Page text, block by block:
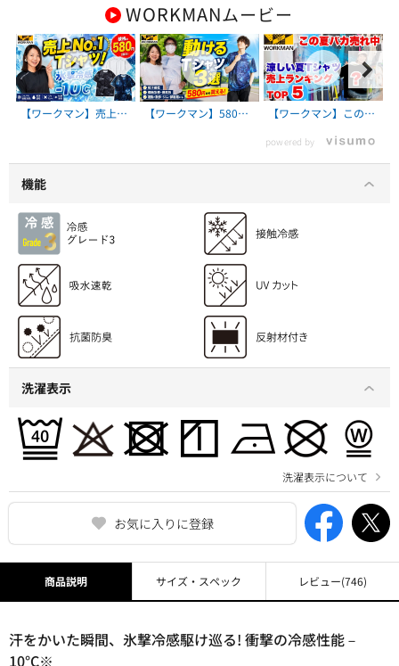
お気に入りに登録
WORKMANムービー
【ワークマン】売上
ャツを本音レビュー
【ワークマン】580円
ツ・散歩・ジム・部屋
【ワークマン】この夏
シャツ売上ランキング
TOP5
powered by
機能
洗濯表示
洗濯表示について
商品説明
汗をかいた瞬間、氷撃冷感駆け巡る! 衝撃の冷感性能－
10°C※
サイズ・スペック レビュー(746)